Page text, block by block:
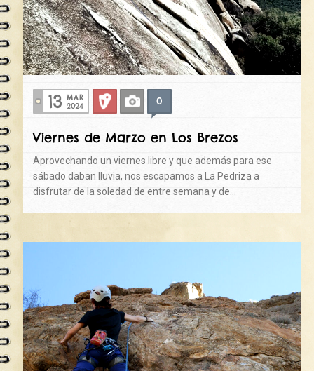
Deportiva
Fotos
13 MAR
2024 0
Viernes de Marzo en Los Brezos
Aprovechando un viernes libre y que además para ese
sábado daban lluvia, nos escapamos a La Pedriza a
disfrutar de la soledad de entre semana y de…